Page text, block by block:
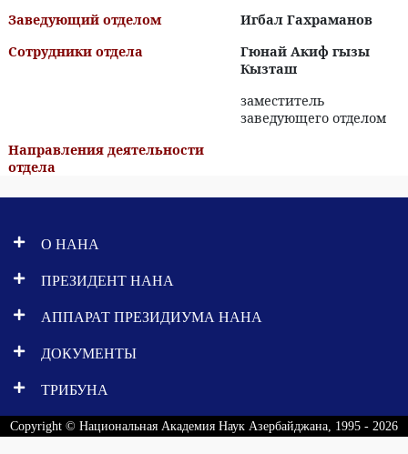
Заведующий отделом
Игбал Гахраманов
Сотрудники отдела
Гюнай Акиф гызы
Кызташ
заместитель
заведующего отделом
Направления деятельности
отдела
О НАНА
ПРЕЗИДЕНТ НАНА
АППАРАТ ПРЕЗИДИУМА НАНА
ДОКУМЕНТЫ
ТРИБУНА
Copyright © Национальная Академия Наук Азербайджана, 1995 - 2026